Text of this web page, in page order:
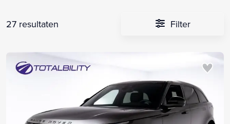
27 resultaten Filter